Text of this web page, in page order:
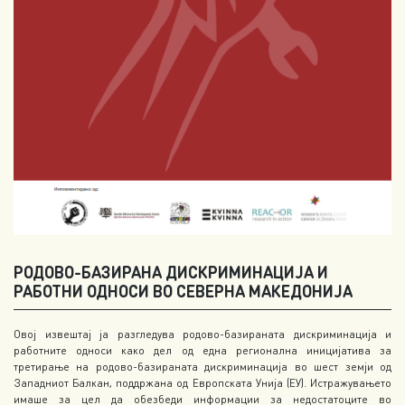
РОДОВО-БАЗИРАНА ДИСКРИМИНАЦИЈА И
РАБОТНИ ОДНОСИ ВО СЕВЕРНА МАКЕДОНИЈА
Овој извештај ја разгледува родово-базираната дискриминација и
работните односи како дел од една регионална иницијатива за
третирање на родово-базираната дискриминација во шест земји од
Западниот Балкан, поддржана од Европската Унија (ЕУ). Истражувањето
имаше за цел да обезбеди информации за недостатоците во